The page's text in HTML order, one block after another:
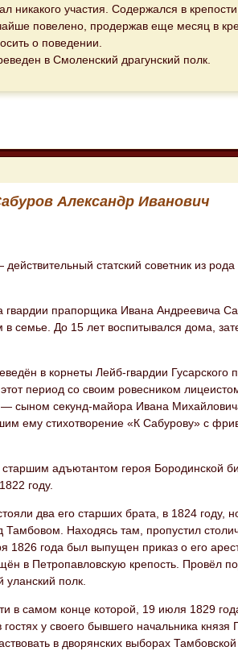
никакого участия. Содержался в крепости
повелено, продержав еще месяц в
о поведении.
в Смоленский драгунский полк.
Александр Иванович
статский советник из
гвардии прапорщика Ивана Андреевича
До 15 лет воспитывался дома,
в корнеты Лейб-гвардии Гусарского
период со своим ровесником
сыном секунд-майора Ивана
ему стихотворение «К Сабурову» с
адъютантом героя Бородинской
году.
два его старших брата, в 1824 году,
Находясь там, пропустил
1826 года был выпущен приказ о его
в Петропавловскую крепость. Провёл
полк.
в самом конце которой, 19 июля 1829
у своего бывшего начальника князя
в дворянских выборах Тамбовской